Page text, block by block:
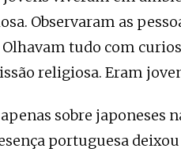
Observaram as
tudo com
religiosa. Eram
sobre japoneses
portuguesa